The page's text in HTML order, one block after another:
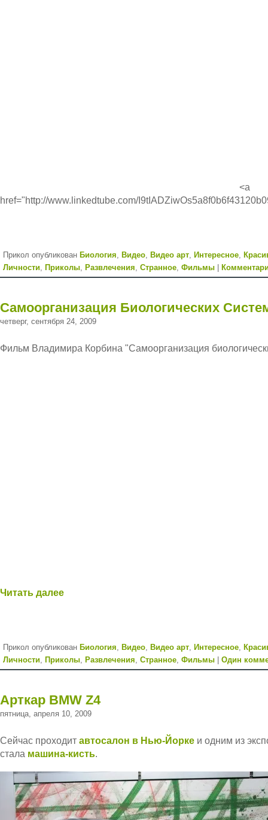
<a
href="http://www.linkedtube.com/
Прикол опубликован Биология, Видео, Видео арт, Интересное,
Личности, Приколы, Развлечения, Странное, Фильмы
Самоорганизация Биологических
четверг, сентября 24, 2009
Фильм Владимира Корбина "Самоорганизация
Читать далее
Прикол опубликован Биология, Видео, Видео арт, Интересное,
Личности, Приколы, Развлечения, Странное, Фильмы Один
Арткар BMW Z4
пятница, апреля 10, 2009
Сейчас проходит автосалон в Нью-Йорке и одним из
стала машина-кисть.